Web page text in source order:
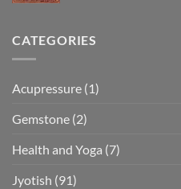
CATEGORIES
Acupressure (1)
Gemstone (2)
Health and Yoga (7)
Jyotish (91)